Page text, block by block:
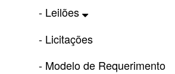
- Leilões
- Licitações
- Modelo de Requerimento